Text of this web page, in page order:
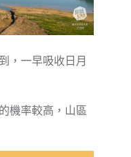
，一早吸收日月
機率較高，山區